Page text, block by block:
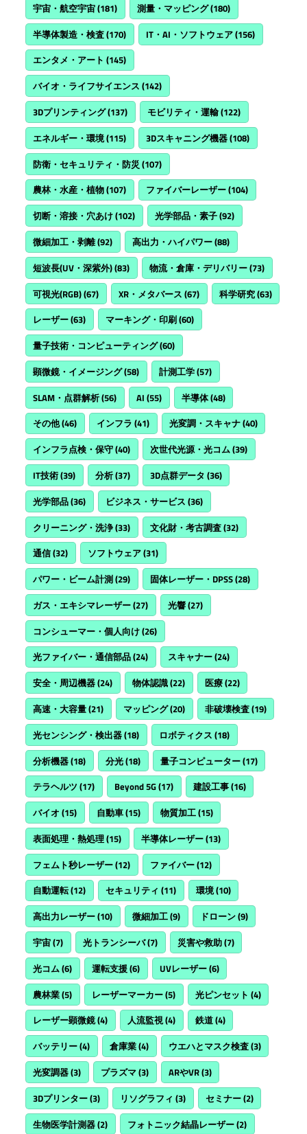
宇宙・航空宇宙(181) 測量・マッピング(180)
半導体製造・検査(170) IT・AI・ソフトウェア(156)
エンタメ・アート (145)
バイオ・ライフサイエンス (142)
3Dプリンティング(137) モビリティ・運輸(122)
エネルギー・環境(115) 3Dスキャニング機器(108)
防衛・セキュリティ・防災 (107)
農林・水産・植物(107) ファイバーレーザー(104)
切断・溶接・穴あけ(102) 光学部品・素子(92)
微細加工・剥離(92) 高出力・ハイパワー(88)
短波長(UV・深紫外)(83) 物流・倉庫・デリバリー(73)
可視光(RGB)(67) XR・メタバース (67) 科学研究(63)
レーザー(63) マーキング・印刷(60)
量子技術・コンピューティング(60)
顕微鏡・イメージング(58) 計測工学(57)
SLAM・点群解析(56) AI (55) 半導体(48)
その他(46) インフラ (41) 光変調・スキャナ(40)
インフラ点検・保守(40) 次世代光源・光コム(39)
IT技術(39) 分析(37) 3D点群データ (36)
光学部品(36) ビジネス・サービス (36)
クリーニング・洗浄(33) 文化財・考古調査(32)
通信(32) ソフトウェア(31)
パワー・ビーム計測(29) 固体レーザー・DPSS(28)
ガス・エキシマレーザー(27) 光響(27)
コンシューマー・個人向け(26)
光ファイバー・通信部品(24) スキャナー(24)
安全・周辺機器(24) 物体認識(22) 医療(22)
高速・大容量(21) マッピング(20) 非破壊検査(19)
光センシング・検出器(18) ロボティクス (18)
分析機器(18) 分光(18) 量子コンピューター(17)
テラヘルツ (17) Beyond 5G(17) 建設工事(16)
バイオ (15) 自動車(15) 物質加工(15)
表面処理・熱処理(15) 半導体レーザー(13)
フェムト秒レーザー(12) ファイバー(12)
自動運転(12) セキュリティ (11) 環境(10)
高出力レーザー(10) 微細加工(9) ドローン(9)
宇宙(7) 光トランシーバ(7) 災害や救助(7)
光コム(6) 運転支援(6) UVレーザー(6)
農林業(5) レーザーマーカー(5) 光ピンセット (4)
レーザー顕微鏡(4) 人流監視(4) 鉄道(4)
バッテリー(4) 倉庫業(4) ウエハとマスク検査(3)
光変調器(3) プラズマ(3) ARやVR(3)
3Dプリンター(3) リソグラフィ (3) セミナー(2)
生物医学計測器(2) フォトニック結晶レーザー(2)